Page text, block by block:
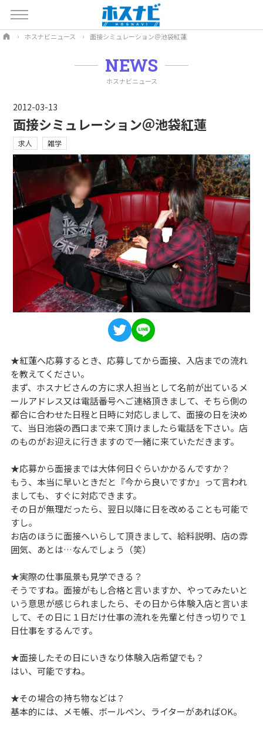
ホスナビニュース 面接シミュレーション＠池袋紅蓮
NEWS
ホスナビニュース
2012-03-13
面接シミュレーション＠池袋紅蓮
求人 雑学
★紅蓮へ応募するとき、応募してから面接、入店までの流れ
を教えてください。
まず、ホスナビさんの方に求人担当として名前が出ているメ
ールアドレス又は電話番号へご連絡頂きまして、そちら側の
都合に合わせた日程と日時に対応しまして、面接の日を決め
て、当日池袋の西口まで来て頂けましたら電話を下さい。店
のものがお迎えに行きますので一緒に来ていただきます。
★応募から面接までは大体何日ぐらいかかるんですか？
もう、本当に早いときだと『今から良いですか』って言われ
ましても、すぐに対応できます。
その日が無理だったら、翌日以降に日を改めることも可能で
すし。
お店のほうに面接へいらして頂きまして、給料説明、店の雰
囲気、あとは…なんでしょう（笑）
★実際の仕事風景も見学できる？
そうですね。面接がもし合格と言いますか、やってみたいと
いう意思が感じられましたら、その日から体験入店と言いま
して、その日に１日だけ仕事の流れを先輩と付きっ切りで１
日仕事をするんです。
★面接したその日にいきなり体験入店希望でも？
はい、可能ですね。
★その場合の持ち物などは？
基本的には、メモ帳、ボールペン、ライターがあればOK。